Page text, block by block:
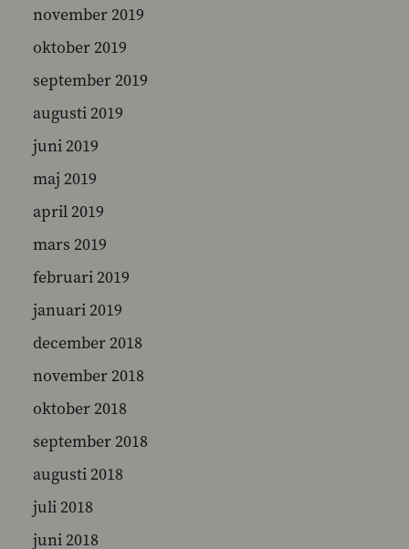
november 2019
oktober 2019
september 2019
augusti 2019
juni 2019
maj 2019
april 2019
mars 2019
februari 2019
januari 2019
december 2018
november 2018
oktober 2018
september 2018
augusti 2018
juli 2018
juni 2018